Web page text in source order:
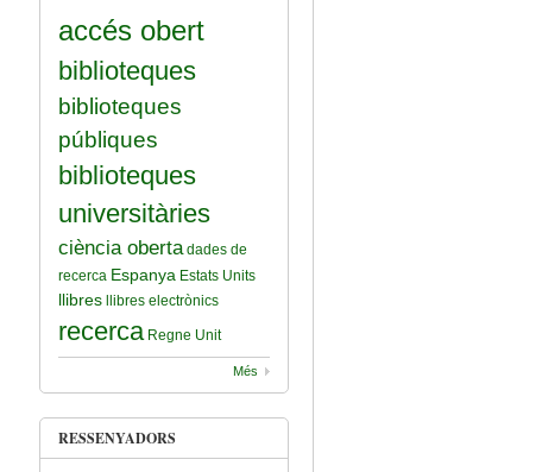
accés obert
biblioteques
biblioteques
públiques
biblioteques
universitàries
ciència oberta dades de
recerca Espanya Estats Units
llibres llibres electrònics
recerca Regne Unit
Més
RESSENYADORS